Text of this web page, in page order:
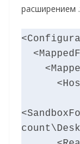
расширением